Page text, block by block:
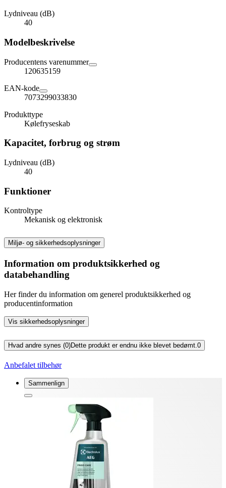
Lydniveau (dB)
40
Modelbeskrivelse
Producentens varenummer
120635159
EAN-kode
7073299033830
Produkttype
Kølefryseskab
Kapacitet, forbrug og strøm
Lydniveau (dB)
40
Funktioner
Kontroltype
Mekanisk og elektronisk
Miljø- og sikkerhedsoplysninger
Information om produktsikkerhed og
databehandling
Her finder du information om generel produktsikkerhed og
producentinformation
Vis sikkerhedsoplysninger
Hvad andre synes (0)Dette produkt er endnu ikke blevet bedømt. 0
Anbefalet tilbehør
Sammenlign